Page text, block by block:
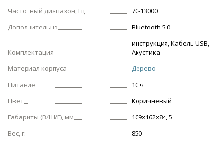
Частотный диапазон, Гц
70-13000
Дополнительно
Bluetooth 5.0
Комплектация
инструкция, Кабель USB,
Акустика
Материал корпуса
Дерево
Питание
10 ч
Цвет
Коричневый
Габариты (В/Ш/Г), мм
109х162х84, 5
Вес, г.
850